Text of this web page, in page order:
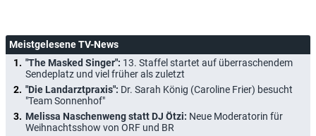
Meistgelesene TV-News
"The Masked Singer": 13. Staffel startet auf überraschendem
Sendeplatz und viel früher als zuletzt
"Die Landarztpraxis": Dr. Sarah König (Caroline Frier) besucht
"Team Sonnenhof"
Melissa Naschenweng statt DJ Ötzi: Neue Moderatorin für
Weihnachtsshow von ORF und BR